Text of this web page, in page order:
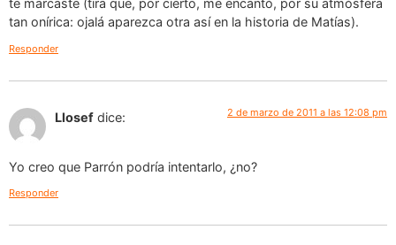
te marcaste (tira que, por cierto, me encantó, por su atmósfera
tan onírica: ojalá aparezca otra así en la historia de Matías).
Responder
Llosef dice: 2 de marzo de 2011 a las 12:08 pm
Yo creo que Parrón podría intentarlo, ¿no?
Responder